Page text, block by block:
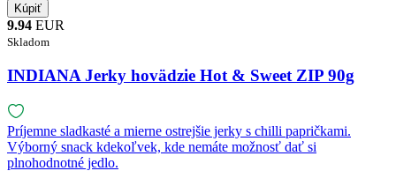
9.94 EUR
Skladom
INDIANA Jerky hovädzie Hot & Sweet ZIP 90g
Príjemne sladkasté a mierne ostrejšie jerky s chilli papričkami.
Výborný snack kdekoľvek, kde nemáte možnosť dať si
plnohodnotné jedlo.